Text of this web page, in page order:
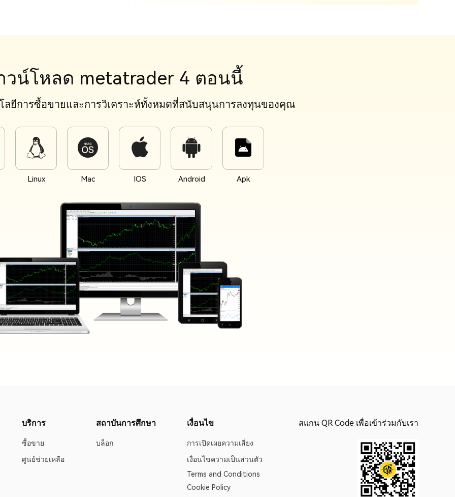
วน์โหลด metatrader 4 ตอนนี้
ลยีการซื้อขายและการวิเคราะห์ทั้งหมดที่สนับสนุนการลงทุนของคุณ
Linux Mac IOS Android Apk
บริการ
ซื้อขาย
ศูนย์ช่วยเหลือ
สถาบันการศึกษา
บล็อก
เงื่อนไข
การเปิดเผยความเสี่ยง
เงื่อนไขความเป็นส่วนตัว
Terms and Conditions
Cookie Policy
สแกน QR Code เพื่อเข้าร่วมกับเรา